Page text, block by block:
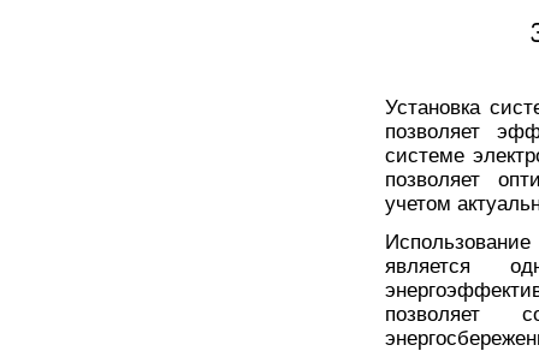
Установка
позволяет
системе
позволяет
учетом
является
позволяет